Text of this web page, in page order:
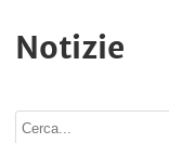
Notizie